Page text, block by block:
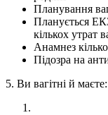
Планування
Планується
кількох утрат
Анамнез
Підозра на
5. Ви вагітні й маєте: